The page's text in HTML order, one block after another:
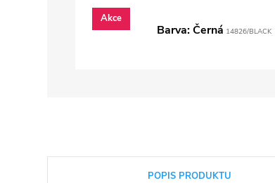
Akce
Barva: Černá 14826/BLACK
POPIS PRODUKTU